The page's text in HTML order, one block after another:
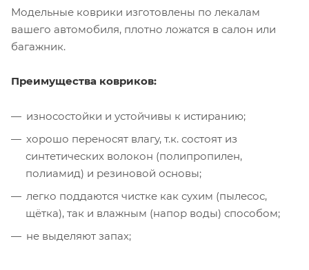
Модельные коврики изготовлены по лекалам
вашего автомобиля, плотно ложатся в салон или
багажник.
Преимущества ковриков:
износостойки и устойчивы к истиранию;
хорошо переносят влагу, т.к. состоят из
синтетических волокон (полипропилен,
полиамид) и резиновой основы;
легко поддаются чистке как сухим (пылесос,
щётка), так и влажным (напор воды) способом;
не выделяют запах;